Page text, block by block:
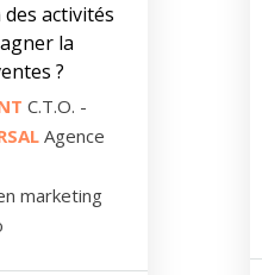
activités
la
?
C.T.O. -
Agence
marketing